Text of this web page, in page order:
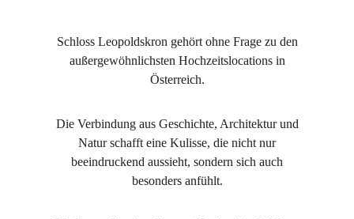
Schloss Leopoldskron gehört ohne Frage zu den
außergewöhnlichsten Hochzeitslocations in
Österreich.
Die Verbindung aus Geschichte, Architektur und
Natur schafft eine Kulisse, die nicht nur
beeindruckend aussieht, sondern sich auch
besonders anfühlt.